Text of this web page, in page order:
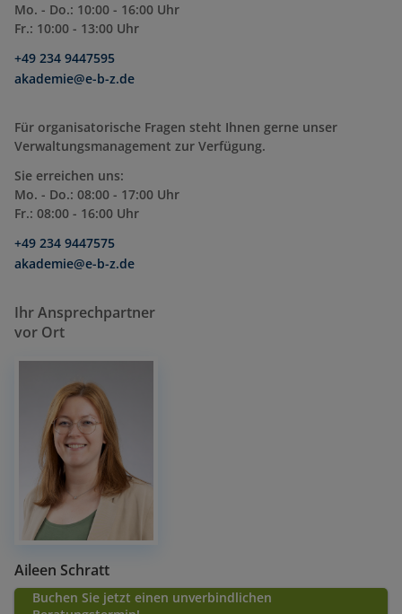
Mo. - Do.: 10:00 - 16:00 Uhr
Fr.: 10:00 - 13:00 Uhr
+49 234 9447595
akademie@e-b-z.de
Für organisatorische Fragen steht Ihnen gerne unser
Verwaltungsmanagement zur Verfügung.
Sie erreichen uns:
Mo. - Do.: 08:00 - 17:00 Uhr
Fr.: 08:00 - 16:00 Uhr
+49 234 9447575
akademie@e-b-z.de
Ihr Ansprechpartner
vor Ort
Aileen Schratt
Buchen Sie jetzt einen unverbindlichen